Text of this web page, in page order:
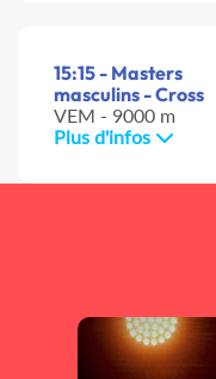
15:15 - Masters
masculins - Cross
VEM - 9000 m
Plus d'infos